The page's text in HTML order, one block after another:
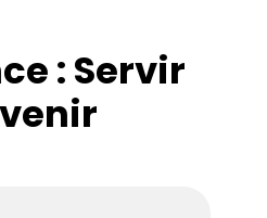
: Servir